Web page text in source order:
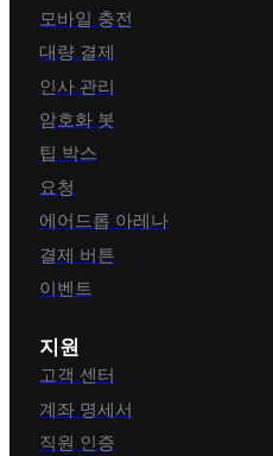
모바일 충전
대량 결제
인사 관리
암호화 봇
팁 박스
요청
에어드롭 아레나
결제 버튼
이벤트
지원
고객 센터
계좌 명세서
직원 인증